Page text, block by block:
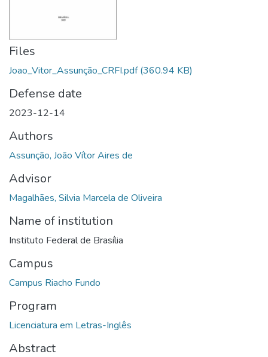
Files
Joao_Vitor_Assunção_CRFI.pdf(360.94 KB)
Defense date
2023-12-14
Authors
Assunção, João Vítor Aires de
Advisor
Magalhães, Silvia Marcela de Oliveira
Name of institution
Instituto Federal de Brasília
Campus
Campus Riacho Fundo
Program
Licenciatura em Letras-Inglês
Abstract